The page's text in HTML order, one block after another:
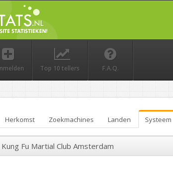
Top 10 tellers F.A.Q.
Herkomst Zoekmachines Landen Systeem
Fu Martial Club Amsterdam